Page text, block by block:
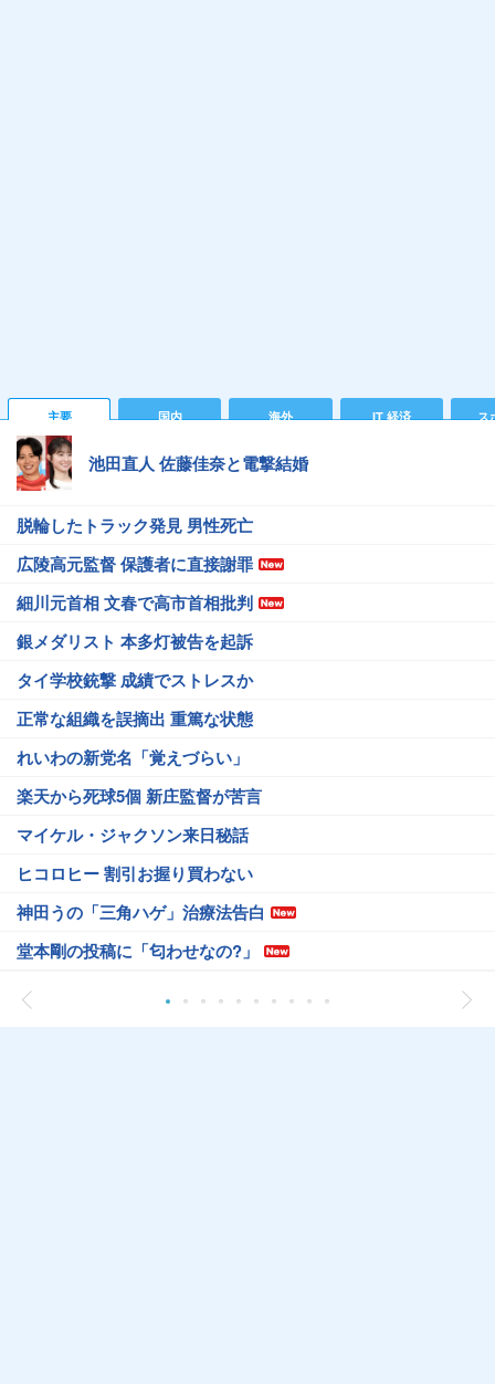
主要 国内 海外 IT 経済 ス
池田直人 佐藤佳奈と電撃結婚
脱輪したトラック発見 男性死亡
広陵高元監督 保護者に直接謝罪
細川元首相 文春で高市首相批判
銀メダリスト 本多灯被告を起訴
タイ学校銃撃 成績でストレスか
正常な組織を誤摘出 重篤な状態
れいわの新党名「覚えづらい」
楽天から死球5個 新庄監督が苦言
マイケル・ジャクソン来日秘話
ヒコロヒー 割引お握り買わない
神田うの「三角ハゲ」治療法告白
堂本剛の投稿に「匂わせなの?」